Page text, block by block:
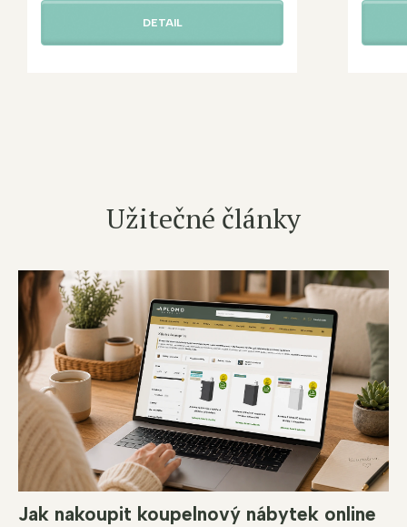
DETAIL
Užitečné články
Jak nakoupit koupelnový nábytek online